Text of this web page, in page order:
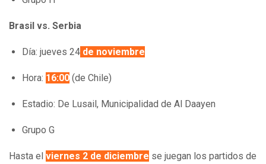
Brasil vs. Serbia
Día: jueves 24 de noviembre
Hora: 16:00 (de Chile)
Estadio: De Lusail, Municipalidad de Al Daayen
Grupo G
Hasta el viernes 2 de diciembre se juegan los partidos de